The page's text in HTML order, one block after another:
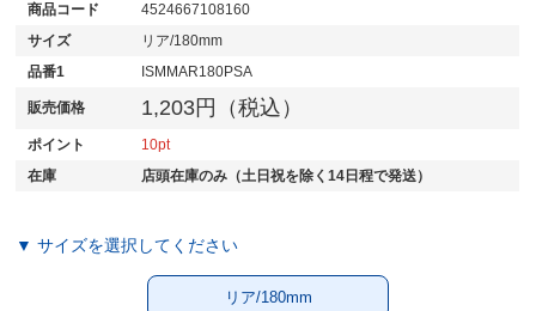
商品コード
4524667108160
サイズ
リア/180mm
品番1
ISMMAR180PSA
販売価格 1,203円（税込）
ポイント
10
在庫
店頭在庫のみ（土日祝を除く14日程で発送）
▼ サイズを選択してください
リア/180mm